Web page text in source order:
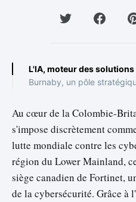
L'IA, moteur des
Burnaby, un pôle
Au cœur de la Colombie-
s'impose discrètement
lutte mondiale contre les
région du Lower Mainland,
siège canadien de Fortinet,
de la cybersécurité. Grâce à